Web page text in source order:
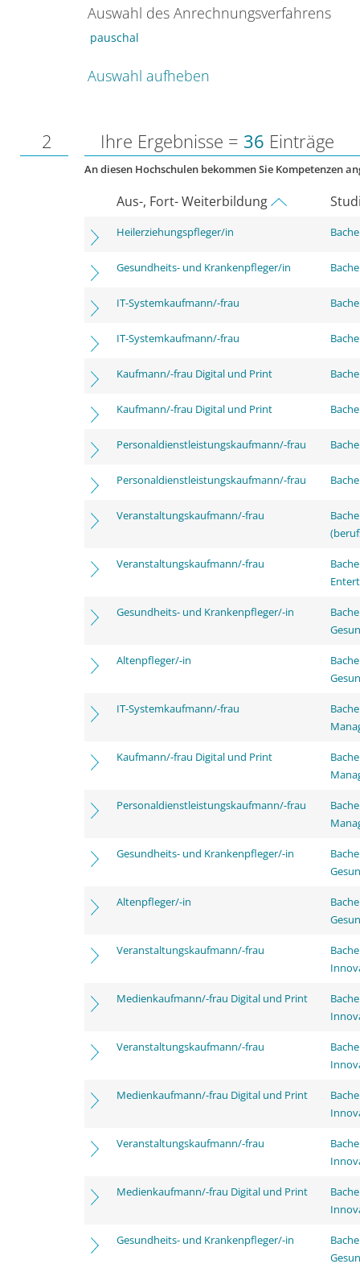
Auswahl des Anrechnungsverfahrens
pauschal
Auswahl aufheben
2 Ihre Ergebnisse = 36 Einträge
An diesen Hochschulen bekommen Sie Kompetenzen
Aus-, Fort- Weiterbildung
Heilerziehungspfleger/in
Gesundheits- und Krankenpfleger/in
IT-Systemkaufmann/-frau
IT-Systemkaufmann/-frau
Kaufmann/-frau Digital und Print
Kaufmann/-frau Digital und Print
Personaldienstleistungskaufmann/-frau
Personaldienstleistungskaufmann/-frau
Veranstaltungskaufmann/-frau
Veranstaltungskaufmann/-frau
Gesundheits- und Krankenpfleger/-in
Altenpfleger/-in
IT-Systemkaufmann/-frau
Kaufmann/-frau Digital und Print
Personaldienstleistungskaufmann/-frau
Gesundheits- und Krankenpfleger/-in
Altenpfleger/-in
Veranstaltungskaufmann/-frau
Medienkaufmann/-frau Digital und Print
Veranstaltungskaufmann/-frau
Medienkaufmann/-frau Digital und Print
Veranstaltungskaufmann/-frau
Medienkaufmann/-frau Digital und Print
Gesundheits- und Krankenpfleger/-in